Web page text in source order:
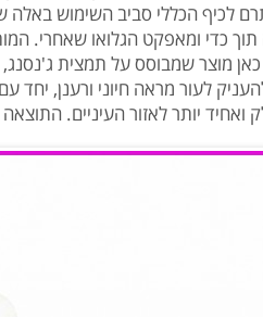
לכיף הכללי סביב השימוש באלה
כדי ומאפקט הגלואו שאחרי.
מוצר שמבוסס על תמצית ג'נסנג,
לעור מראה חיוני ורענן,
ואחיד יותר לאזור העיניים.